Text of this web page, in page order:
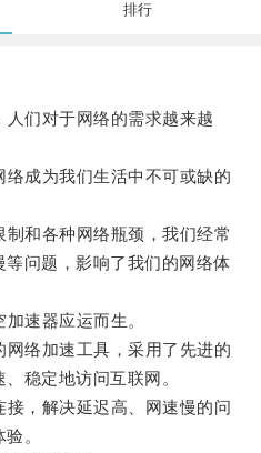
排行
们对于网络的需求越来越
成为我们生活中不可或缺的
和各种网络瓶颈，我们经常
问题，影响了我们的网络体
速器应运而生。
络加速工具，采用了先进的
稳定地访问互联网。
，解决延迟高、网速慢的问
。